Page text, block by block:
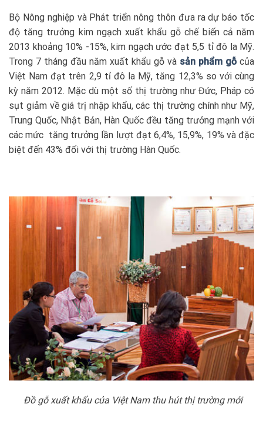
Bộ Nông nghiệp và Phát triển nông thôn đưa ra dự báo tốc
độ tăng trưởng kim ngạch xuất khẩu gỗ chế biến cả năm
2013 khoảng 10% -15%, kim ngạch ước đạt 5,5 tỉ đô la Mỹ.
Trong 7 tháng đầu năm xuất khẩu gỗ và sản phẩm gỗ của
Việt Nam đạt trên 2,9 tỉ đô la Mỹ, tăng 12,3% so với cùng
kỳ năm 2012. Mặc dù một số thị trường như Đức, Pháp có
sụt giảm về giá trị nhập khẩu, các thị trường chính như Mỹ,
Trung Quốc, Nhật Bản, Hàn Quốc đều tăng trưởng mạnh với
các mức tăng trưởng lần lượt đạt 6,4%, 15,9%, 19% và đặc
biệt đến 43% đối với thị trường Hàn Quốc.
Đồ gỗ xuất khẩu của Việt Nam thu hút thị trường mới